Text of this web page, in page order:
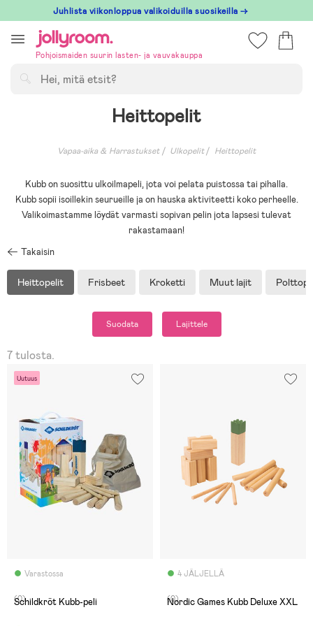
till
innehållet
Juhlista viikonloppua valikoiduilla suosikeilla →
Pohjoismaiden suurin lasten- ja vauvakauppa
Heittopelit
Vapaa-aika & Harrastukset Ulkopelit Heittopelit
Kubb on suosittu ulkoilmapeli, jota voi pelata puistossa tai pihalla.
Kubb sopii isoillekin seurueille ja on hauska aktiviteetti koko perheelle.
Valikoimastamme löydät varmasti sopivan pelin jota lapsesi tulevat
rakastamaan!
Takaisin
Heittopelit Frisbeet Kroketti Muut lajit
Suodata Lajittele
7 tulosta.
Uutuus
Varastossa
(0)
Schildkröt Kubb-peli
4 JÄLJELLÄ
(0)
Nordic Games Kubb Deluxe XXL